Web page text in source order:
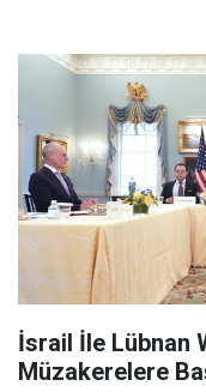
İsrail İle Lübnan
Müzakerelere